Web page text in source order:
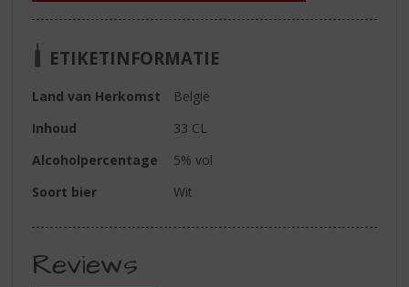
ETIKETINFORMATIE
Land van Herkomst
België
Inhoud
33 CL
Alcoholpercentage
5% vol
Soort bier
Wit
Reviews